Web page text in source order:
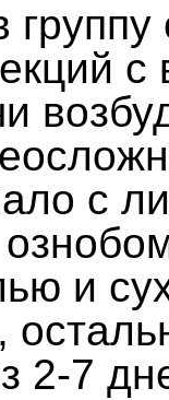
с
и
2-7